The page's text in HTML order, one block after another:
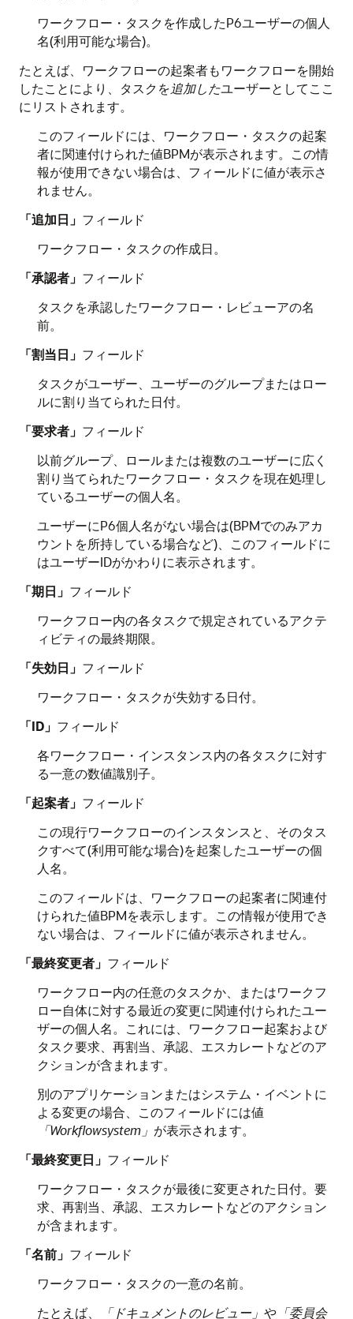
ワークフロー・タスクを作成したP6ユーザーの個人
名(利用可能な場合)。
たとえば、ワークフローの起案者もワークフローを開始
したことにより、タスクを追加したユーザーとしてここ
にリストされます。
このフィールドには、ワークフロー・タスクの起案
者に関連付けられた値BPMが表示されます。この情
報が使用できない場合は、フィールドに値が表示さ
れません。
「追加日」 フィールド
ワークフロー・タスクの作成日。
「承認者」 フィールド
タスクを承認したワークフロー・レビューアの名
前。
「割当日」 フィールド
タスクがユーザー、ユーザーのグループまたはロー
ルに割り当てられた日付。
「要求者」 フィールド
以前グループ、ロールまたは複数のユーザーに広く
割り当てられたワークフロー・タスクを現在処理し
ているユーザーの個人名。
ユーザーにP6個人名がない場合は(BPMでのみアカ
ウントを所持している場合など)、このフィールドに
はユーザーIDがかわりに表示されます。
「期日」 フィールド
ワークフロー内の各タスクで規定されているアクテ
ィビティの最終期限。
「失効日」 フィールド
ワークフロー・タスクが失効する日付。
「ID」 フィールド
各ワークフロー・インスタンス内の各タスクに対す
る一意の数値識別子。
「起案者」 フィールド
この現行ワークフローのインスタンスと、そのタス
クすべて(利用可能な場合)を起案したユーザーの個
人名。
このフィールドは、ワークフローの起案者に関連付
けられた値BPMを表示します。この情報が使用でき
ない場合は、フィールドに値が表示されません。
「最終変更者」 フィールド
ワークフロー内の任意のタスクか、またはワークフ
ロー自体に対する最近の変更に関連付けられたユー
ザーの個人名。これには、ワークフロー起案および
タスク要求、再割当、承認、エスカレートなどのア
クションが含まれます。
別のアプリケーションまたはシステム・イベントに
よる変更の場合、このフィールドには値
「Workflowsystem」 が表示されます。
「最終変更日」 フィールド
ワークフロー・タスクが最後に変更された日付。要
求、再割当、承認、エスカレートなどのアクション
が含まれます。
「名前」 フィールド
ワークフロー・タスクの一意の名前。
たとえば、
「ドキュメントのレビュー」 や「委員会